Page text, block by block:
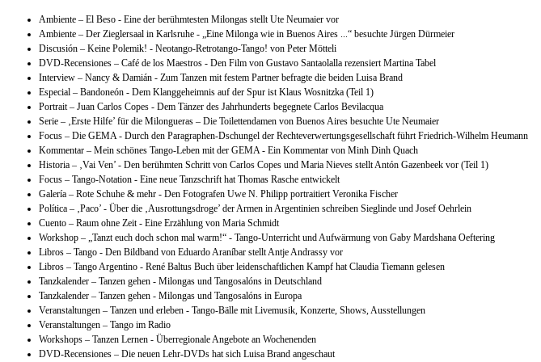
Ambiente – El Beso - Eine der berühmtesten Milongas stellt Ute Neumaier vor
Ambiente – Der Zieglersaal in Karlsruhe - „Eine Milonga wie in Buenos Aires ...“ besuchte Jürgen Dürmeier
Discusión – Keine Polemik! - Neotango-Retrotango-Tango! von Peter Mötteli
DVD-Recensiones – Café de los Maestros - Den Film von Gustavo Santaolalla rezensiert Martina Tabel
Interview – Nancy & Damián - Zum Tanzen mit festem Partner befragte die beiden Luisa Brand
Especial – Bandoneón - Dem Klanggeheimnis auf der Spur ist Klaus Wosnitzka (Teil 1)
Portrait – Juan Carlos Copes - Dem Tänzer des Jahrhunderts begegnete Carlos Bevilacqua
Serie – ‚Erste Hilfe’ für die Milongueras – Die Toilettendamen von Buenos Aires besuchte Ute Neumaier
Focus – Die GEMA - Durch den Paragraphen-Dschungel der Rechteverwertungsgesellschaft führt Friedrich-Wilhelm Heumann
Kommentar – Mein schönes Tango-Leben mit der GEMA - Ein Kommentar von Minh Dinh Quach
Historia – ‚Vai Ven’ - Den berühmten Schritt von Carlos Copes und Maria Nieves stellt Antón Gazenbeek vor (Teil 1)
Focus – Tango-Notation - Eine neue Tanzschrift hat Thomas Rasche entwickelt
Galería – Rote Schuhe & mehr - Den Fotografen Uwe N. Philipp portraitiert Veronika Fischer
Política – ‚Paco’ - Über die ‚Ausrottungsdroge’ der Armen in Argentinien schreiben Sieglinde und Josef Oehrlein
Cuento – Raum ohne Zeit - Eine Erzählung von Maria Schmidt
Workshop – „Tanzt euch doch schon mal warm!“ - Tango-Unterricht und Aufwärmung von Gaby Mardshana Oeftering
Libros – Tango - Den Bildband von Eduardo Araníbar stellt Antje Andrassy vor
Libros – Tango Argentino - René Baltus Buch über leidenschaftlichen Kampf hat Claudia Tiemann gelesen
Tanzkalender – Tanzen gehen - Milongas und Tangosalóns in Deutschland
Tanzkalender – Tanzen gehen - Milongas und Tangosalóns in Europa
Veranstaltungen – Tanzen und erleben - Tango-Bälle mit Livemusik, Konzerte, Shows, Ausstellungen
Veranstaltungen – Tango im Radio
Workshops – Tanzen Lernen - Überregionale Angebote an Wochenenden
DVD-Recensiones – Die neuen Lehr-DVDs hat sich Luisa Brand angeschaut